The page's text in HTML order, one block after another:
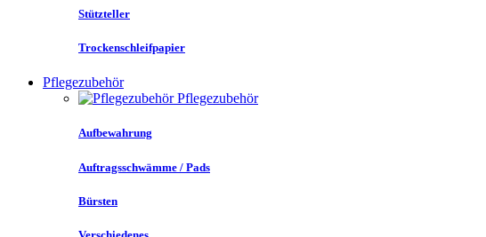
Stützteller
Trockenschleifpapier
Pflegezubehör
Pflegezubehör
Aufbewahrung
Auftragsschwämme / Pads
Bürsten